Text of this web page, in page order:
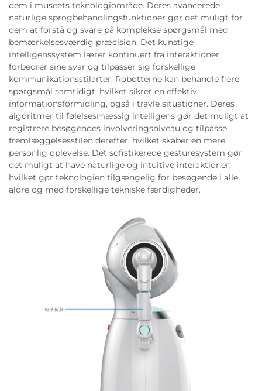
dem i museets teknologiområde. Deres avancerede
naturlige sprogbehandlingsfunktioner gør det muligt for
dem at forstå og svare på komplekse spørgsmål med
bemærkelsesværdig præcision. Det kunstige
intelligenssystem lærer kontinuert fra interaktioner,
forbedrer sine svar og tilpasser sig forskellige
kommunikationsstilarter. Robotterne kan behandle flere
spørgsmål samtidigt, hvilket sikrer en effektiv
informationsformidling, også i travle situationer. Deres
algoritmer til følelsesmæssig intelligens gør det muligt at
registrere besøgendes involveringsniveau og tilpasse
fremlæggelsesstilen derefter, hvilket skaber en mere
personlig oplevelse. Det sofistikerede gesturesystem gør
det muligt at have naturlige og intuitive interaktioner,
hvilket gør teknologien tilgængelig for besøgende i alle
aldre og med forskellige tekniske færdigheder.